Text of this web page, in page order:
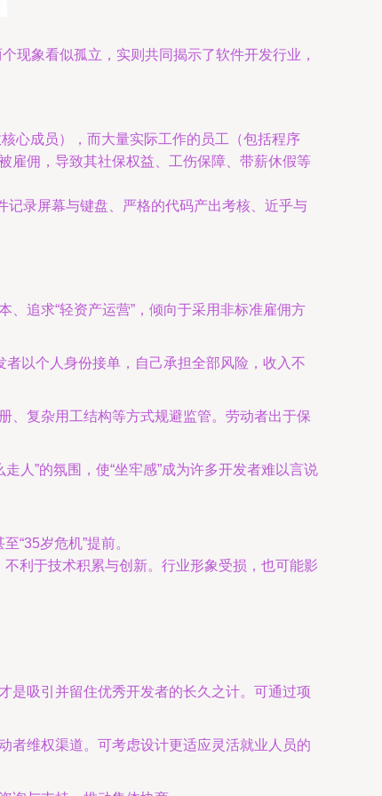
现象看似孤立，实则共同揭示了软件开发行业，
心成员），而大量实际工作的员工（包括程序
雇佣，导致其社保权益、工伤保障、带薪休假等
记录屏幕与键盘、严格的代码产出考核、近乎与
追求“轻资产运营”，倾向于采用非标准雇佣方
以个人身份接单，自己承担全部风险，收入不
、复杂用工结构等方式规避监管。劳动者出于保
人”的氛围，使“坐牢感”成为许多开发者难以言说
“35岁危机”提前。
利于技术积累与创新。行业形象受损，也可能影
是吸引并留住优秀开发者的长久之计。可通过项
者维权渠道。可考虑设计更适应灵活就业人员的